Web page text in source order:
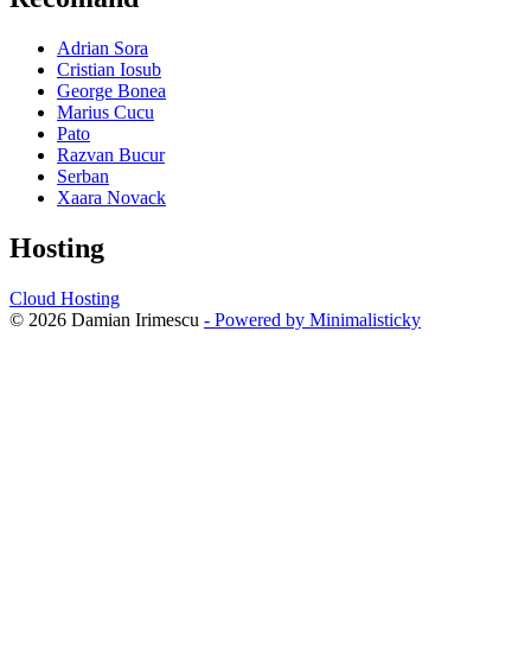
Adrian Sora
Cristian Iosub
George Bonea
Marius Cucu
Pato
Razvan Bucur
Serban
Xaara Novack
Hosting
Cloud Hosting
© 2026 Damian Irimescu - Powered by Minimalisticky